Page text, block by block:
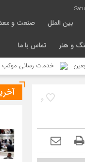
بین الملل صنعت و
و هنر تماس با ما
خدمات رسانی موکب محبان الرضای
6